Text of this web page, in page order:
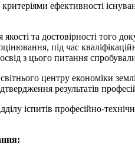
ефективності
та достовірності
під час
з цього питання
центру економіки
результатів
іспитів професійно-